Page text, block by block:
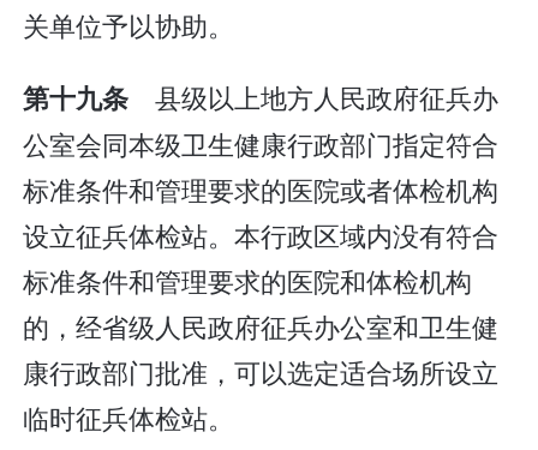
关单位予以协助。
第十九条 县级以上地方人民政府征兵办
公室会同本级卫生健康行政部门指定符合
标准条件和管理要求的医院或者体检机构
设立征兵体检站。本行政区域内没有符合
标准条件和管理要求的医院和体检机构
的，经省级人民政府征兵办公室和卫生健
康行政部门批准，可以选定适合场所设立
临时征兵体检站。